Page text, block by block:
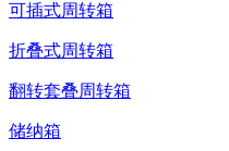
可插式周转箱
折叠式周转箱
翻转套叠周转箱
储纳箱